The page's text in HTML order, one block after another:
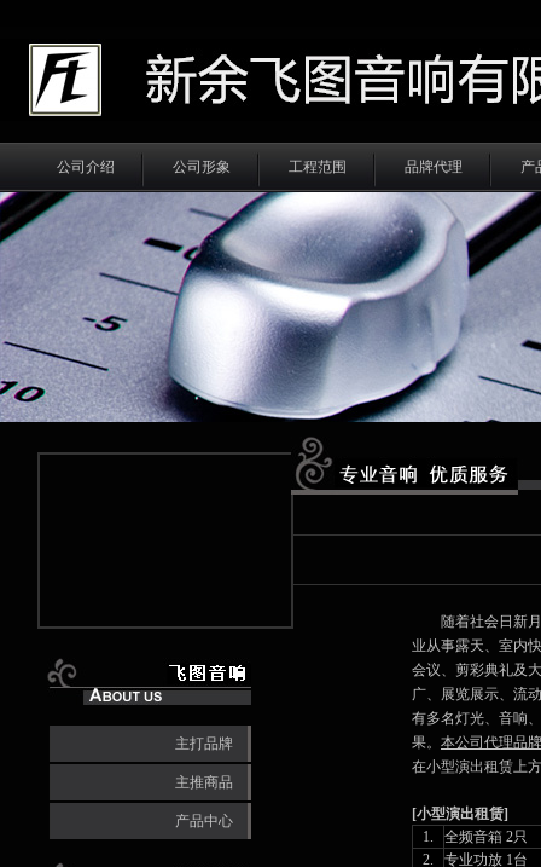
公司介绍 公司形象 工程范围 品牌代理 产
主打品牌
主推商品
产品中心
随着社会日新月
业从事露天、室内
会议、剪彩典礼及
广、展览展示、流
有多名灯光、音响
果。 本公司代理品
在小型演出租赁上
[小型演出租赁]
1.
全频音箱 2只
2.
专业功放 1台